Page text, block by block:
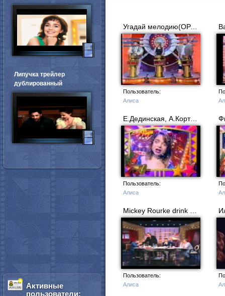
Угадай мелодию(ОРТ, 1996)1 часть
Пользователь:
Алиса
Е.Дединская, А.Кортнев - Новогодняя
Пользователь:
Алиса
Пользователь:
Алиса
Липучка трейлер
дублированный
Активные
пользователи: